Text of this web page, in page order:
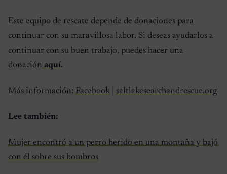
Este equipo de rescate depende de donaciones para
continuar con su maravillosa labor. Si deseas ayudarlos a
continuar con su buen trabajo, puedes hacer una
donación aquí.
Más información: Facebook saltlakesearchandrescue.org
Lee también:
Mujer encontró a un perro herido en una montaña y bajó
con él sobre sus hombros